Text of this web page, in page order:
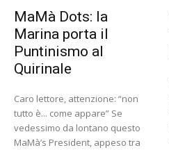
MaMà Dots: la
Marina porta il
Puntinismo al
Quirinale
Caro lettore, attenzione: “non
tutto è... come appare” Se
vedessimo da lontano questo
MaMà’s President, appeso tra